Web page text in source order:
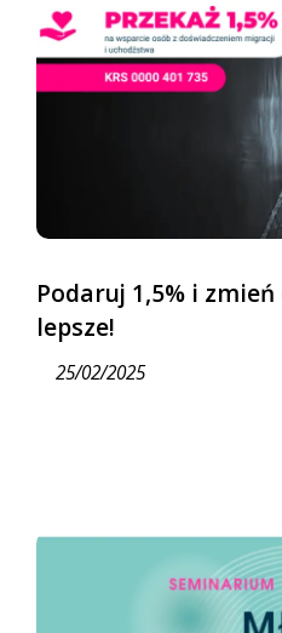
Podaruj 1,5% i zmień
lepsze!
25/02/2025